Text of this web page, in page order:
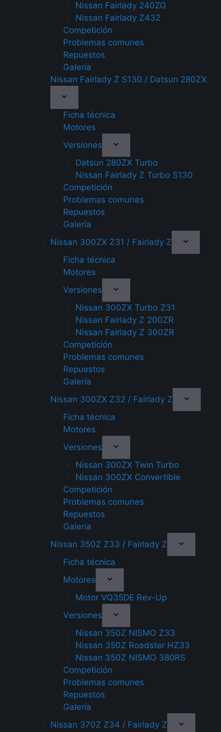
Nissan Fairlady 240ZG
Nissan Fairlady Z432
Competición
Problemas comunes
Repuestos
Galería
Nissan Fairlady Z S130 / Datsun 280ZX
Ficha técnica
Motores
Versiones
Datsun 280ZX Turbo
Nissan Fairlady Z Turbo S130
Competición
Problemas comunes
Repuestos
Galería
Nissan 300ZX Z31 / Fairlady Z
Ficha técnica
Motores
Versiones
Nissan 300ZX Turbo Z31
Nissan Fairlady Z 200ZR
Nissan Fairlady Z 300ZR
Competición
Problemas comunes
Repuestos
Galería
Nissan 300ZX Z32 / Fairlady Z
Ficha técnica
Motores
Versiones
Nissan 300ZX Twin Turbo
Nissan 300ZX Convertible
Competición
Problemas comunes
Repuestos
Galería
Nissan 350Z Z33 / Fairlady Z
Ficha técnica
Motores
Motor VQ35DE Rev-Up
Versiones
Nissan 350Z NISMO Z33
Nissan 350Z Roadster HZ33
Nissan 350Z NISMO 380RS
Competición
Problemas comunes
Repuestos
Galería
Nissan 370Z Z34 / Fairlady Z